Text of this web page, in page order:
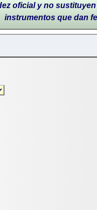
oficial y no
instrumentos que dan